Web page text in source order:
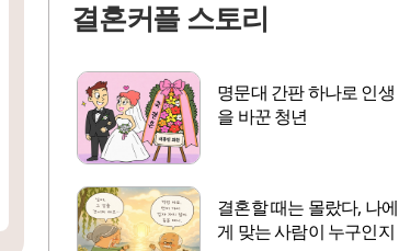
결혼커플 스토리
명문대 간판 하나로 인생
을 바꾼 청년
결혼할 때는 몰랐다, 나에
게 맞는 사람이 누구인지